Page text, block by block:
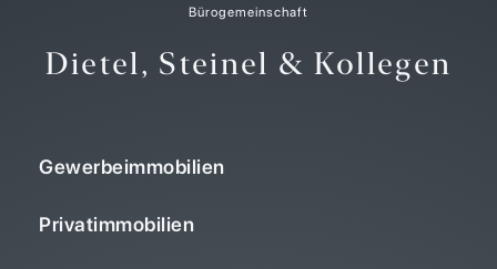
Bürogemeinschaft
Dietel, Steinel & Kollegen
Gewerbeimmobilien
Privatimmobilien